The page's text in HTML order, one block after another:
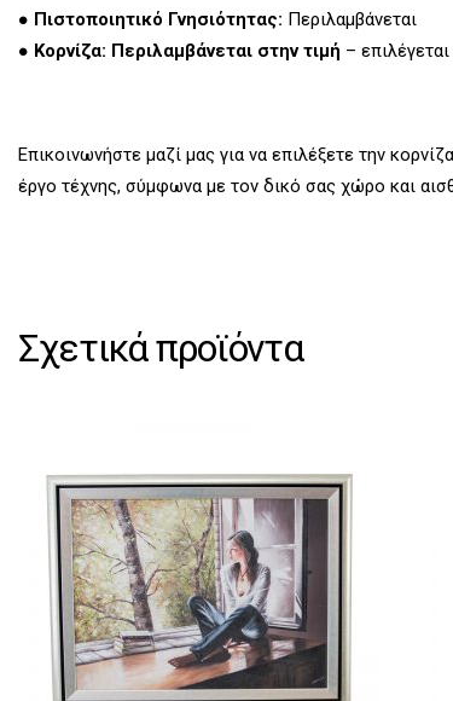
● Πιστοποιητικό Γνησιότητας: Περιλαμβάνεται
● Κορνίζα: Περιλαμβάνεται στην τιμή –
Επικοινωνήστε μαζί μας για να επιλέξετε την
έργο τέχνης, σύμφωνα με τον δικό σας χώρο και
Σχετικά προϊόντα